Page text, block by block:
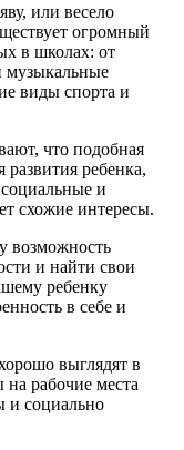
или весело
огромный
в школах: от
музыкальные
виды спорта и
что подобная
развития ребенка,
и
схожие интересы.
возможность
и найти свои
ребенку
в себе и
выглядят в
рабочие места
и социально